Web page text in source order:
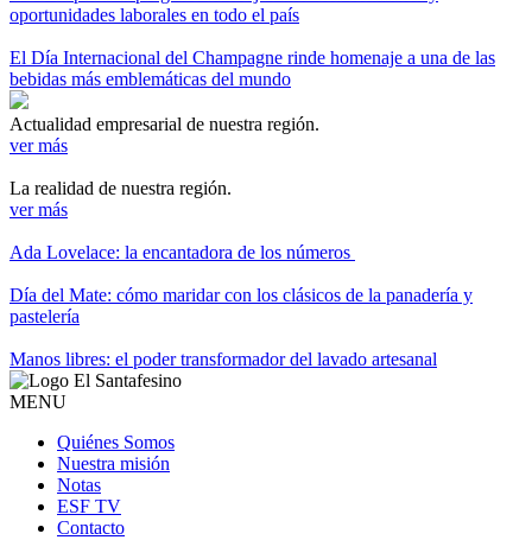
oportunidades laborales en todo el país
El Día Internacional del Champagne rinde homenaje a una de las
bebidas más emblemáticas del mundo
Actualidad empresarial de nuestra región.
ver más
La realidad de nuestra región.
ver más
Ada Lovelace: la encantadora de los números
Día del Mate: cómo maridar con los clásicos de la panadería y
pastelería
Manos libres: el poder transformador del lavado artesanal
MENU
Quiénes Somos
Nuestra misión
Notas
ESF TV
Contacto